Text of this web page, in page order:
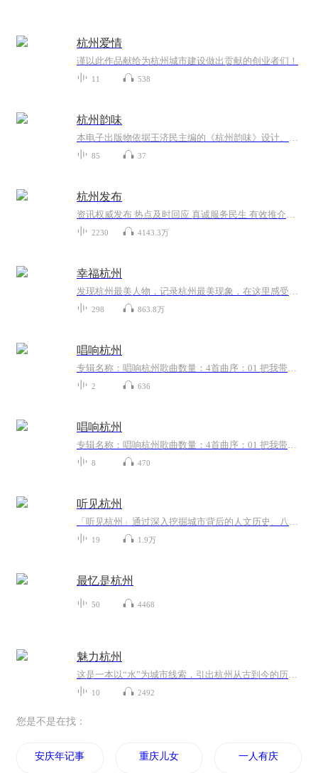
杭州爱情
谨以此作品献给为杭州城市建设做出贡献的创业者们！
11 538
杭州韵味
本电子出版物依据王济民主编的《杭州韵味》设计、开发，由高国庆担纲主创，通过10位知名演播艺术家、播音指导的声音艺术表达，讲述了“勇立潮头”“创新魅力”“钱塘记忆”“诗书画印”“禅茶一味”“爱在杭州”六大主题故事，全景式地展现杭州的文化根脉...
85 37
杭州发布
资讯权威发布 热点及时回应 真诚服务民生 有效推介杭州
2230 4143.3万
幸福杭州
发现杭州最美人物，记录杭州最美现象，在这里感受幸福杭州的美好！
298 863.8万
唱响杭州
专辑名称：唱响杭州歌曲数量：4首曲序：01 把我带回家 02 唱响杭州...
2 636
唱响杭州
专辑名称：唱响杭州歌曲数量：4首曲序：01 把我带回家 02 唱响杭州...
8 470
听见杭州
「听见杭州」通过深入挖掘城市背后的人文历史、八卦杂谈、奇闻异事、浪漫爱情等故事，立体构建城市内涵，给游客提供更个性化更具体的旅行解决方案、旅游市场调研服务。
19 1.9万
最忆是杭州
50 4468
魅力杭州
这是一本以“水”为城市线索，引出杭州从古到今的历史变迁和城市发展的城市立体名片书。本书面向大众人群，以介绍杭州历史、风景、发展为主要目的。本书分为7个主题：余杭往事、西湖云水、灵隐禅踪、钱江弄潮、信步御街、繁华杭州（钱江新城）、魅力杭州（...
10 2492
您是不是在找：
安庆年记事 重庆儿女 一人有庆